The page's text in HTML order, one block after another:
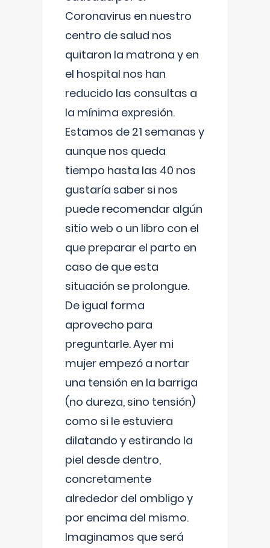
Coronavirus en nuestro
centro de salud nos
quitaron la matrona y en
el hospital nos han
reducido las consultas a
la mínima expresión.
Estamos de 21 semanas y
aunque nos queda
tiempo hasta las 40 nos
gustaría saber si nos
puede recomendar algún
sitio web o un libro con el
que preparar el parto en
caso de que esta
situación se prolongue.
De igual forma
aprovecho para
preguntarle. Ayer mi
mujer empezó a nortar
una tensión en la barriga
(no dureza, sino tensión)
como si le estuviera
dilatando y estirando la
piel desde dentro,
concretamente
alrededor del ombligo y
por encima del mismo.
Imaginamos que será